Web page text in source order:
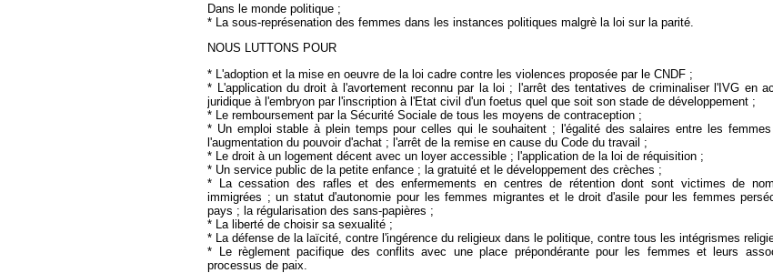
Dans le monde politique ;
* La sous-représenation des femmes dans les instances politiques malgrè la loi sur la parité.
NOUS LUTTONS POUR
* L'adoption et la mise en oeuvre de la loi cadre contre les violences proposée par le CNDF ;
* L'application du droit à l'avortement reconnu par la loi ; l'arrêt des tentatives de criminaliser l'IVG en
juridique à l'embryon par l'inscription à l'Etat civil d'un foetus quel que soit son stade de développement ;
* Le remboursement par la Sécurité Sociale de tous les moyens de contraception ;
* Un emploi stable à plein temps pour celles qui le souhaitent ; l'égalité des salaires entre les
l'augmentation du pouvoir d'achat ; l'arrêt de la remise en cause du Code du travail ;
* Le droit à un logement décent avec un loyer accessible ; l'application de la loi de réquisition ;
* Un service public de la petite enfance ; la gratuité et le développement des crèches ;
* La cessation des rafles et des enfermements en centres de rétention dont sont victimes de
immigrées ; un statut d'autonomie pour les femmes migrantes et le droit d'asile pour les femmes
pays ; la régularisation des sans-papières ;
* La liberté de choisir sa sexualité ;
* La défense de la laïcité, contre l'ingérence du religieux dans le politique, contre tous les intégrismes
* Le règlement pacifique des conflits avec une place prépondérante pour les femmes et leurs
processus de paix.